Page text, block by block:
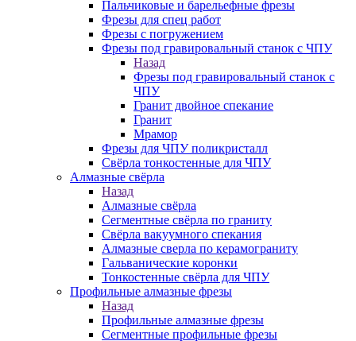
Пальчиковые и барельефные фрезы
Фрезы для спец работ
Фрезы с погружением
Фрезы под гравировальный станок с ЧПУ
Назад
Фрезы под гравировальный станок с
ЧПУ
Гранит двойное спекание
Гранит
Мрамор
Фрезы для ЧПУ поликристалл
Свёрла тонкостенные для ЧПУ
Алмазные свёрла
Назад
Алмазные свёрла
Сегментные свёрла по граниту
Свёрла вакуумного спекания
Алмазные сверла по керамограниту
Гальванические коронки
Тонкостенные свёрла для ЧПУ
Профильные алмазные фрезы
Назад
Профильные алмазные фрезы
Сегментные профильные фрезы